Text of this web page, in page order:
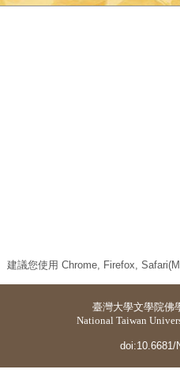
建議您使用 Chrome, Firefox,
臺灣大學文學院佛
National Taiwan
doi:10.6681/